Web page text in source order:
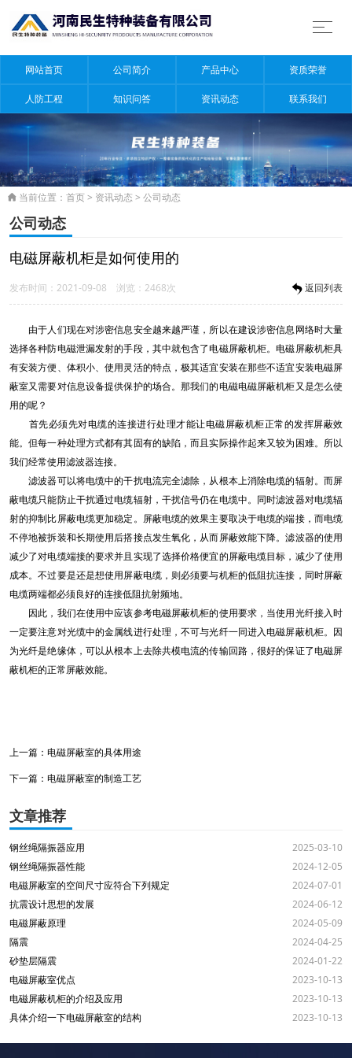
网站首页 公司简介 产品中心 资质荣誉
人防工程 知识问答 资讯动态 联系我们
 当前位置： 首页> 资讯动态 > 公司动态
公司动态
电磁屏蔽机柜是如何使用的
发布时间：2021-09-08 浏览：2468次 返回列表
由于人们现在对涉密信息安全越来越严谨，所以在建设涉密信息网络时大量
选择各种防电磁泄漏发射的手段，其中就包含了电磁屏蔽机柜。电磁屏蔽机柜具
有安装方便、体积小、使用灵活的特点，极其适宜安装在那些不适宜安装电磁屏
蔽室又需要对信息设备提供保护的场合。那我们的电磁电磁屏蔽机柜又是怎么使
用的呢？
首先必须先对电缆的连接进行处理才能让电磁屏蔽机柜正常的发挥屏蔽效
能。但每一种处理方式都有其固有的缺陷，而且实际操作起来又较为困难。所以
我们经常使用滤波器连接。
滤波器可以将电缆中的干扰电流完全滤除，从根本上消除电缆的辐射。而屏
蔽电缆只能防止干扰通过电缆辐射，干扰信号仍在电缆中。同时滤波器对电缆辐
射的抑制比屏蔽电缆更加稳定。屏蔽电缆的效果主要取决于电缆的端接，而电缆
不停地被拆装和长期使用后搭接点发生氧化，从而屏蔽效能下降。滤波器的使用
减少了对电缆端接的要求并且实现了选择价格便宜的屏蔽电缆目标，减少了使用
成本。不过要是还是想使用屏蔽电缆，则必须要与机柜的低阻抗连接，同时屏蔽
电缆两端都必须良好的连接低阻抗射频地。
因此，我们在使用中应该参考电磁屏蔽机柜的使用要求，当使用光纤接入时
一定要注意对光缆中的金属线进行处理，不可与光纤一同进入电磁屏蔽机柜。因
为光纤是绝缘体，可以从根本上去除共模电流的传输回路，很好的保证了电磁屏
蔽机柜的正常屏蔽效能。
上一篇： 电磁屏蔽室的具体用途
下一篇： 电磁屏蔽室的制造工艺
文章推荐
钢丝绳隔振器应用
2025-03-10
钢丝绳隔振器性能
2024-12-05
电磁屏蔽室的空间尺寸应符合下列规定
2024-07-01
抗震设计思想的发展
2024-06-12
电磁屏蔽原理
2024-05-09
隔震
2024-04-25
砂垫层隔震
2024-01-22
电磁屏蔽室优点
2023-10-13
电磁屏蔽机柜的介绍及应用
2023-10-13
具体介绍一下电磁屏蔽室的结构
2023-10-13